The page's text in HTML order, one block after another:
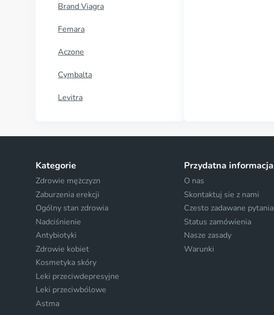
Brand Viagra
Femara
Aczone
Cymbalta
Levitra
Kategorie
Zdrowie mężczyzn
Zaburzenia erekcji
Ogólny stan zdrowia
Nadciśnienie
Antybiotyki
Zdrowie kobiet
Kosmetyka skóry
Leki przeciwdepresyjne
Leki przeciwbólowe
Astma
Przydatna informacja
O nas
Skontaktuj sie z nami
Czesto zadawane pytania
Status zamówienia
Nasze zasady
Warunki